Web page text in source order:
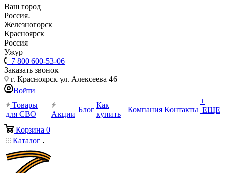
Ваш город
Россия
Железногорск
Красноярск
Россия
Ужур
+7 800 600-53-06
Заказать звонок
г. Красноярск ул. Алексеева 46
Войти
Товары
для СВО
Акции
Блог
Как
купить
Компания Контакты
+
ЕЩЕ
Корзина 0
Каталог